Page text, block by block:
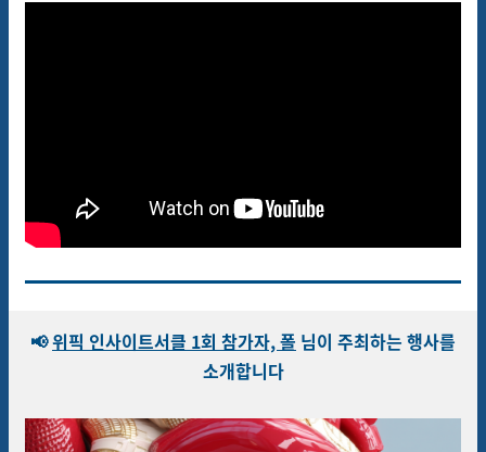
📢위픽 인사이트서클 1회 참가자, 폴 님이 주최하는 행사를
소개합니다